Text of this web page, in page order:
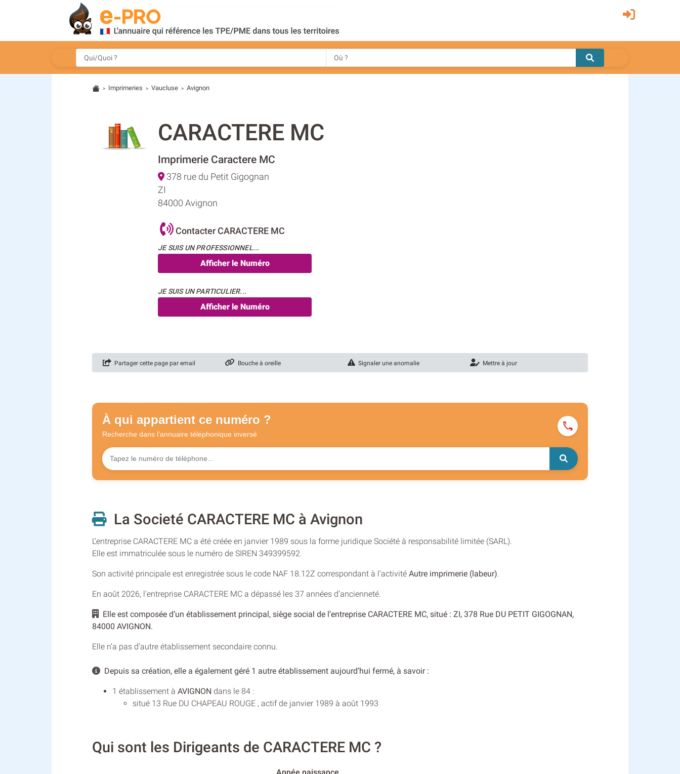
> Imprimeries > Vaucluse > Avignon
CARACTERE MC
Imprimerie Caractere MC
378 rue du Petit Gigognan
ZI
84000 Avignon
Contacter CARACTERE MC
JE SUIS UN PROFESSIONNEL...
Afficher le Numéro
JE SUIS UN PARTICULIER...
Afficher le Numéro
Partager cette page par email Bouche à oreille Signaler une anomalie Mettre à jour
À qui appartient ce numéro ?
Recherche dans l'annuaire téléphonique inversé
La Societé CARACTERE MC à Avignon
L’entreprise CARACTERE MC a été créée en janvier 1989 sous la forme juridique Société à responsabilité limitée (SARL).
Elle est immatriculée sous le numéro de SIREN 349399592.
Son activité principale est enregistrée sous le code NAF 18.12Z correspondant à l’activité Autre imprimerie (labeur).
En août 2026, l'entreprise CARACTERE MC a dépassé les 37 années d’ancienneté.
Elle est composée d’un établissement principal, siège social de l’entreprise CARACTERE MC, situé : ZI, 378 Rue DU PETIT GIGOGNAN,
84000 AVIGNON.
Elle n’a pas d’autre établissement secondaire connu.
Depuis sa création, elle a également géré 1 autre établissement aujourd’hui fermé, à savoir :
1 établissement à AVIGNON dans le 84 :
situé 13 Rue DU CHAPEAU ROUGE , actif de janvier 1989 à août 1993
Qui sont les Dirigeants de CARACTERE MC ?